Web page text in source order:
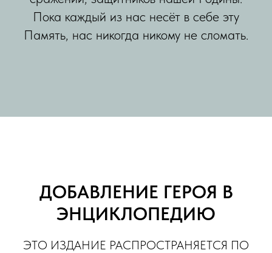
Пока каждый из нас несёт в себе эту
Память, нас никогда никому не сломать.
ДОБАВЛЕНИЕ ГЕРОЯ В
ЭНЦИКЛОПЕДИЮ
ЭТО ИЗДАНИЕ РАСПРОСТРАНЯЕТСЯ ПО